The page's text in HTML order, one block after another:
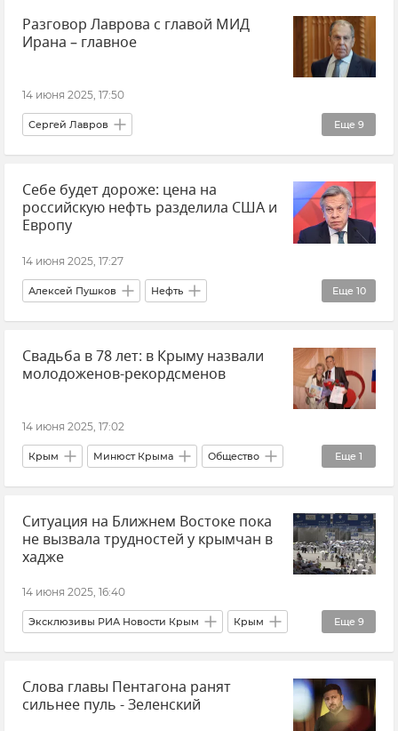
Новости Новости Крыма Керчь
Тамань
Разговор Лаврова с главой МИД
Ирана – главное
14 июня 2025, 17:50
Еще 9
Сергей Лавров
Министерство иностранных дел РФ (МИД РФ)
Иран Махмуд Аббас В мире
Ближний Восток
Политика Внешняя политика
Себе будет дороже: цена на
российскую нефть разделила США и
Европу
14 июня 2025, 17:27
Еще 10
Алексей Пушков Нефть
Потолок цен на нефть из РФ Топливо
G7 США Европейский Союз (ЕС)
Экономика
Свадьба в 78 лет: в Крыму назвали
молодоженов-рекордсменов
14 июня 2025, 17:02
Еще 1
Крым Минюст Крыма Общество
Новости Крыма
Ситуация на Ближнем Востоке пока
не вызвала трудностей у крымчан в
хадже
14 июня 2025, 16:40
Еще 9
Эксклюзивы РИА Новости Крым Крым
ДУМК (Духовное управление мусульман Крыма)
Мусульмане В мире Иран
Слова главы Пентагона ранят
сильнее пуль - Зеленский